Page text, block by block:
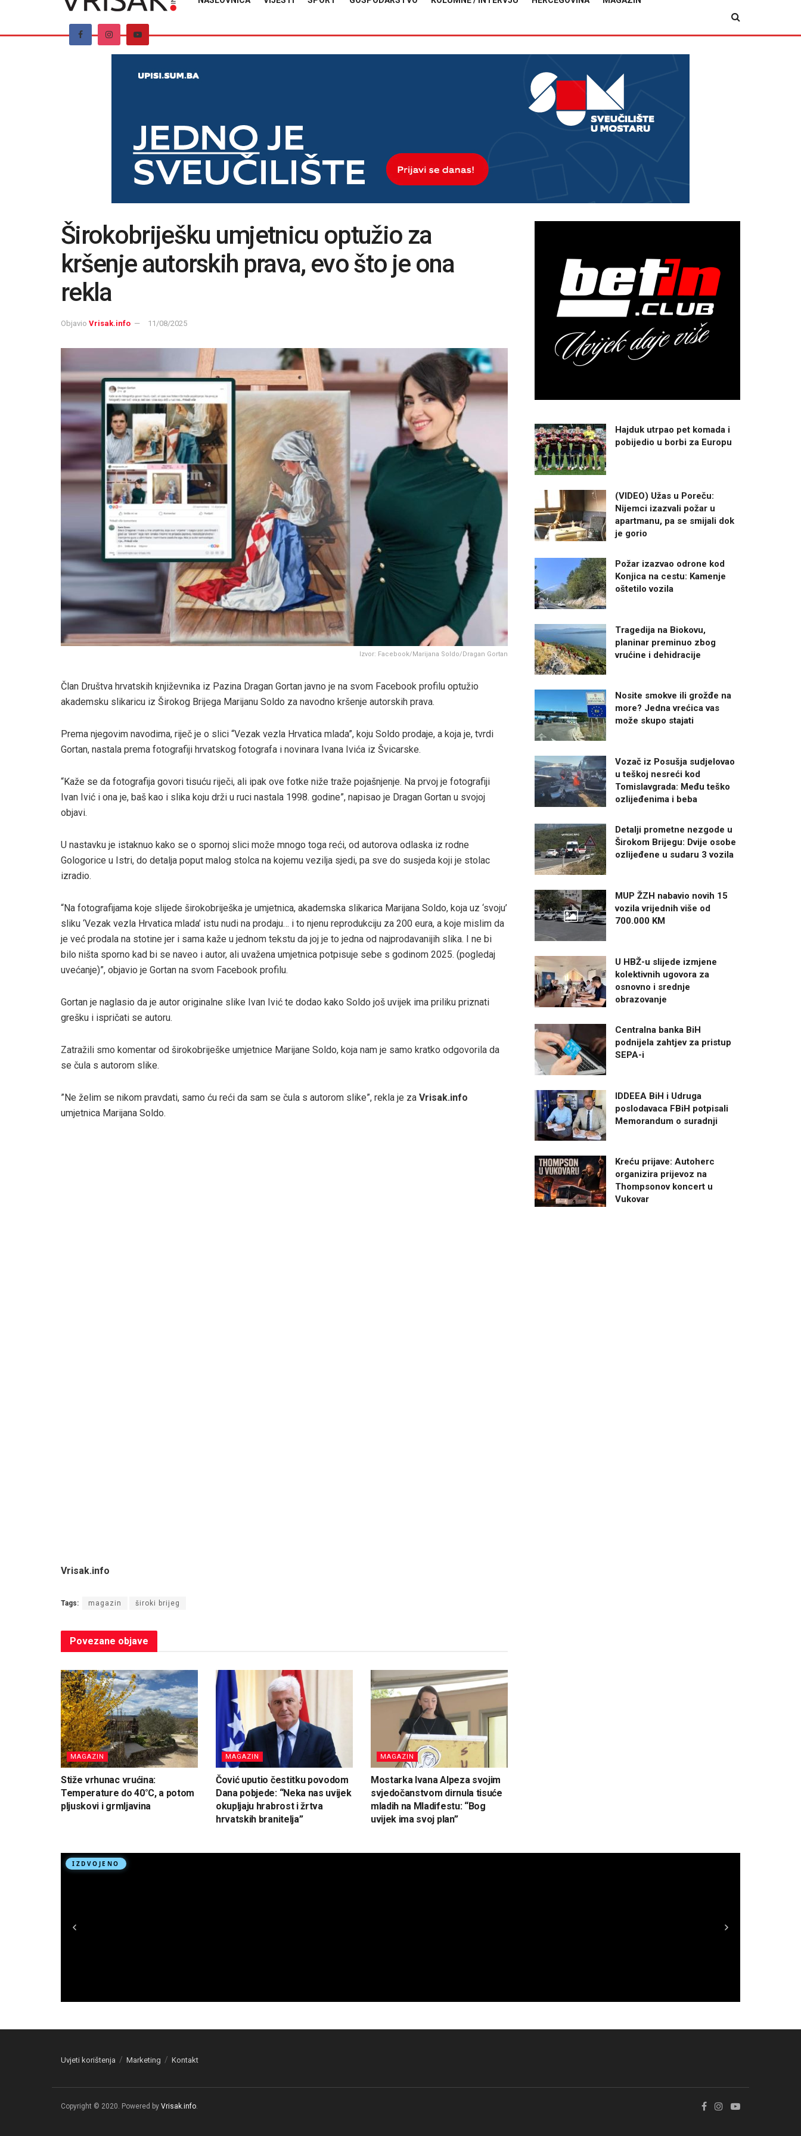
Širokobriješku umjetnicu optužio za
kršenje autorskih prava, evo što je ona
rekla
Objavio Vrisak.info 11/08/2025
Izvor: Facebook/Marijana Soldo/Dragan Gortan
Član Društva hrvatskih književnika iz Pazina Dragan Gortan javno je na svom Facebook profilu optužio
akademsku slikaricu iz Širokog Brijega Marijanu Soldo za navodno kršenje autorskih prava.
Prema njegovim navodima, riječ je o slici “Vezak vezla Hrvatica mlada”, koju Soldo prodaje, a koja je, tvrdi
Gortan, nastala prema fotografiji hrvatskog fotografa i novinara Ivana Ivića iz Švicarske.
“Kaže se da fotografija govori tisuću riječi, ali ipak ove fotke niže traže pojašnjenje. Na prvoj je fotografiji
Ivan Ivić i ona je, baš kao i slika koju drži u ruci nastala 1998. godine”, napisao je Dragan Gortan u svojoj
objavi.
U nastavku je istaknuo kako se o spornoj slici može mnogo toga reći, od autorova odlaska iz rodne
Gologorice u Istri, do detalja poput malog stolca na kojemu vezilja sjedi, pa sve do susjeda koji je stolac
izradio.
“Na fotografijama koje slijede širokobriješka je umjetnica, akademska slikarica Marijana Soldo, koja uz ‘svoju’
sliku ‘Vezak vezla Hrvatica mlada’ istu nudi na prodaju… i to njenu reprodukciju za 200 eura, a koje mislim da
je već prodala na stotine jer i sama kaže u jednom tekstu da joj je to jedna od najprodavanijih slika. I ne bi
bilo ništa sporno kad bi se naveo i autor, ali uvažena umjetnica potpisuje sebe s godinom 2025. (pogledaj
uvećanje)”, objavio je Gortan na svom Facebook profilu.
Gortan je naglasio da je autor originalne slike Ivan Ivić te dodao kako Soldo još uvijek ima priliku priznati
grešku i ispričati se autoru.
Zatražili smo komentar od širokobriješke umjetnice Marijane Soldo, koja nam je samo kratko odgovorila da
se čula s autorom slike.
”Ne želim se nikom pravdati, samo ću reći da sam se čula s autorom slike”, rekla je za Vrisak.info
umjetnica Marijana Soldo.
Vrisak.info
Tags: magazin široki brijeg
Povezane objave
MAGAZIN
Stiže vrhunac vrućina:
Temperature do 40°C, a potom
pljuskovi i grmljavina
MAGAZIN
Čović uputio čestitku povodom
Dana pobjede: “Neka nas uvijek
okupljaju hrabrost i žrtva
hrvatskih branitelja”
MAGAZIN
Mostarka Ivana Alpeza svojim
svjedočanstvom dirnula tisuće
mladih na Mladifestu: “Bog
uvijek ima svoj plan”
Hajduk utrpao pet komada i
pobijedio u borbi za Europu
(VIDEO) Užas u Poreču:
Nijemci izazvali požar u
apartmanu, pa se smijali dok
je gorio
Požar izazvao odrone kod
Konjica na cestu: Kamenje
oštetilo vozila
Tragedija na Biokovu,
planinar preminuo zbog
vrućine i dehidracije
Nosite smokve ili grožđe na
more? Jedna vrećica vas
može skupo stajati
Vozač iz Posušja sudjelovao
u teškoj nesreći kod
Tomislavgrada: Među teško
ozlijeđenima i beba
Detalji prometne nezgode u
Širokom Brijegu: Dvije osobe
ozlijeđene u sudaru 3 vozila
MUP ŽZH nabavio novih 15
vozila vrijednih više od
700.000 KM
U HBŽ-u slijede izmjene
kolektivnih ugovora za
osnovno i srednje
obrazovanje
Centralna banka BiH
podnijela zahtjev za pristup
SEPA-i
IDDEEA BiH i Udruga
poslodavaca FBiH potpisali
Memorandum o suradnji
Kreću prijave: Autoherc
organizira prijevoz na
Thompsonov koncert u
Vukovar
Uvjeti korištenja Marketing Kontakt
Copyright © 2020. Powered by Vrisak.info.